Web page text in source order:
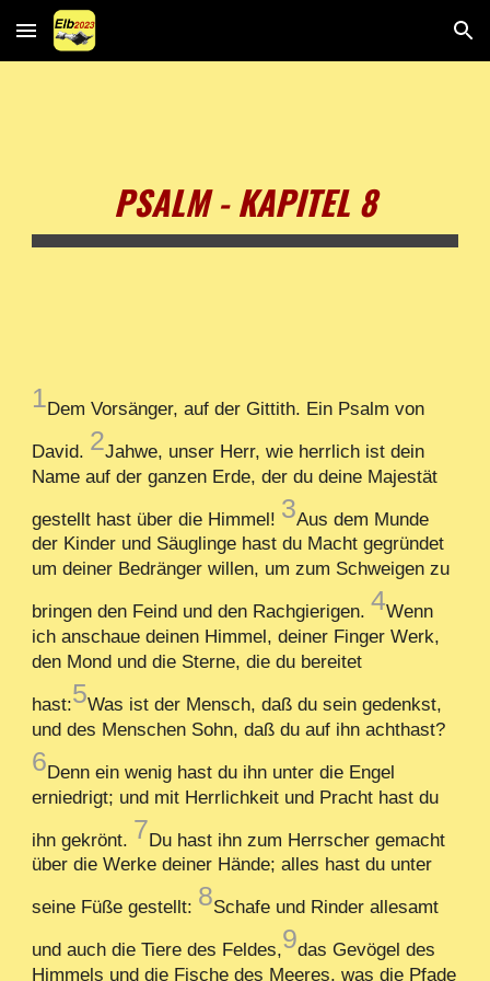
Skip to main content Skip to navigation
PSALM - KAPITEL 8
1Dem Vorsänger, auf der Gittith. Ein Psalm von
David. 2Jahwe, unser Herr, wie herrlich ist dein
Name auf der ganzen Erde, der du deine Majestät
gestellt hast über die Himmel! 3Aus dem Munde
der Kinder und Säuglinge hast du Macht gegründet
um deiner Bedränger willen, um zum Schweigen zu
bringen den Feind und den Rachgierigen.4Wenn
ich anschaue deinen Himmel, deiner Finger Werk,
den Mond und die Sterne, die du bereitet
hast:5Was ist der Mensch, daß du sein gedenkst,
und des Menschen Sohn, daß du auf ihn achthast?
6Denn ein wenig hast du ihn unter die Engel
erniedrigt; und mit Herrlichkeit und Pracht hast du
ihn gekrönt. 7Du hast ihn zum Herrscher gemacht
über die Werke deiner Hände; alles hast du unter
seine Füße gestellt: 8Schafe und Rinder allesamt
und auch die Tiere des Feldes,9das Gevögel des
Himmels und die Fische des Meeres, was die Pfade